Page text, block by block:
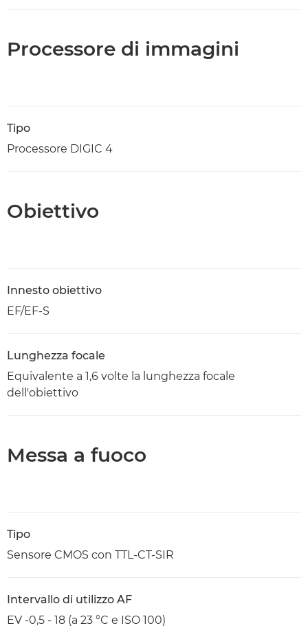
Processore di immagini
Tipo
Processore DIGIC 4
Obiettivo
Innesto obiettivo
EF/EF-S
Lunghezza focale
Equivalente a 1,6 volte la lunghezza focale
dell'obiettivo
Messa a fuoco
Tipo
Sensore CMOS con TTL-CT-SIR
Intervallo di utilizzo AF
EV -0,5 - 18 (a 23 °C e ISO 100)